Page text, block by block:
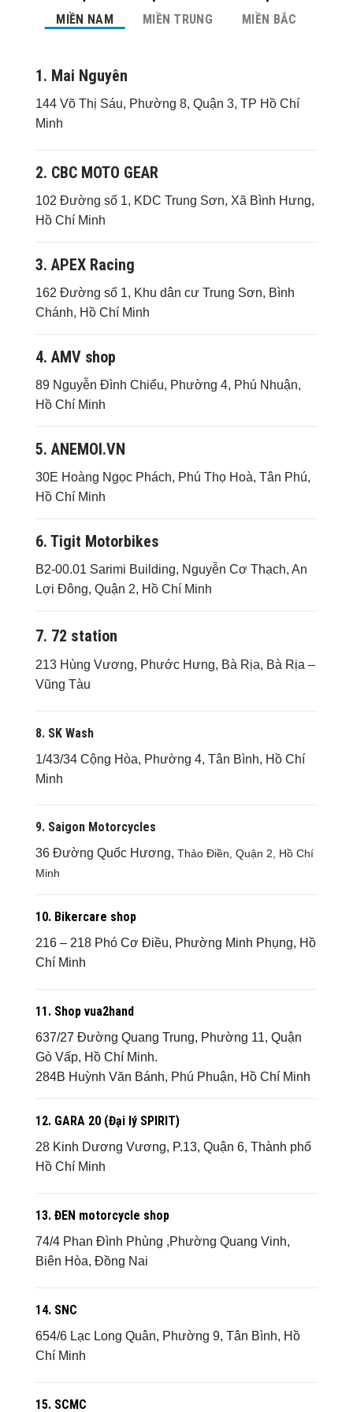
MIỀN NAM MIỀN TRUNG MIỀN BẮC
1. Mai Nguyên
144 Võ Thị Sáu, Phường 8, Quận 3, TP Hồ Chí
Minh
2. CBC MOTO GEAR
102 Đường số 1, KDC Trung Sơn, Xã Bình Hưng,
Hồ Chí Minh
3. APEX Racing
162 Đường số 1, Khu dân cư Trung Sơn, Bình
Chánh, Hồ Chí Minh
4. AMV shop
89 Nguyễn Đình Chiểu, Phường 4, Phú Nhuận,
Hồ Chí Minh
5. ANEMOI.VN
30E Hoàng Ngọc Phách, Phú Thọ Hoà, Tân Phú,
Hồ Chí Minh
6. Tigit Motorbikes
B2-00.01 Sarimi Building, Nguyễn Cơ Thạch, An
Lợi Đông, Quận 2, Hồ Chí Minh
7. 72 station
213 Hùng Vương, Phước Hưng, Bà Rịa, Bà Rịa –
Vũng Tàu
8. SK Wash
1/43/34 Cộng Hòa, Phường 4, Tân Bình, Hồ Chí
Minh
9. Saigon Motorcycles
36 Đường Quốc Hương, Thảo Điền, Quận 2, Hồ Chí
Minh
10. Bikercare shop
216 – 218 Phó Cơ Điều, Phường Minh Phụng, Hồ
Chí Minh
11. Shop vua2hand
637/27 Đường Quang Trung, Phường 11, Quận
Gò Vấp, Hồ Chí Minh.
284B Huỳnh Văn Bánh, Phú Phuận, Hồ Chí Minh
12. GARA 20 (Đại lý SPIRIT)
28 Kinh Dương Vương, P.13, Quận 6, Thành phố
Hồ Chí Minh
13. ĐEN motorcycle shop
74/4 Phan Đình Phùng ,Phường Quang Vinh,
Biên Hòa, Đồng Nai
14. SNC
654/6 Lạc Long Quân, Phường 9, Tân Bình, Hồ
Chí Minh
15. SCMC